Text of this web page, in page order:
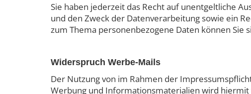
Sie haben jederzeit das Recht auf unentgeltliche
und den Zweck der Datenverarbeitung sowie ein
zum Thema personenbezogene Daten können
Widerspruch Werbe-Mails
Der Nutzung von im Rahmen der
Werbung und Informationsmaterialien wird